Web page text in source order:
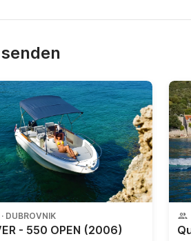
· DUBROVNIK
- 550 OPEN (2006)